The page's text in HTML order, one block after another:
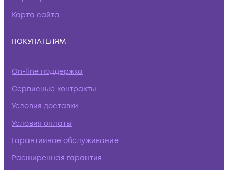
Карта сайта
ПОКУПАТЕЛЯМ
On-line поддержка
Сервисные контракты
Условия доставки
Условия оплаты
Гарантийное обслуживание
Расширенная гарантия